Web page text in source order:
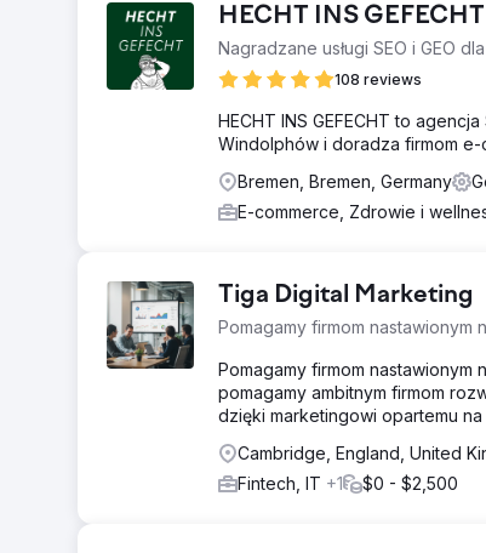
HECHT INS GEFECHT
Nagradzane usługi SEO i GEO
108 reviews
HECHT INS GEFECHT to
Windolphów i doradza firmom e-
Bremen, Bremen, Germany
E-commerce, Zdrowie i
Tiga Digital Marketing
Pomagamy firmom
Pomagamy firmom
pomagamy ambitnym firmom
dzięki marketingowi opartemu na
Cambridge, England, United
Fintech, IT +1 $0 - $2,500